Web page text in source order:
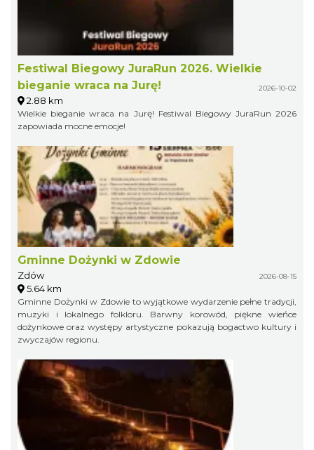
Festiwal Biegowy JuraRun 2026. Wielkie
bieganie wraca na Jurę!
2026-10-02
2.88 km
Wielkie bieganie wraca na Jurę! Festiwal Biegowy JuraRun 2026
zapowiada mocne emocje!
Gminne Dożynki w Zdowie
Zdów 2026-08-15
5.64 km
Gminne Dożynki w Zdowie to wyjątkowe wydarzenie pełne tradycji,
muzyki i lokalnego folkloru. Barwny korowód, piękne wieńce
dożynkowe oraz występy artystyczne pokazują bogactwo kultury i
zwyczajów regionu.